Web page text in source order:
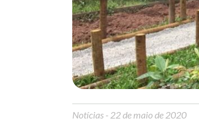
Notícias - 22 de maio de 2020